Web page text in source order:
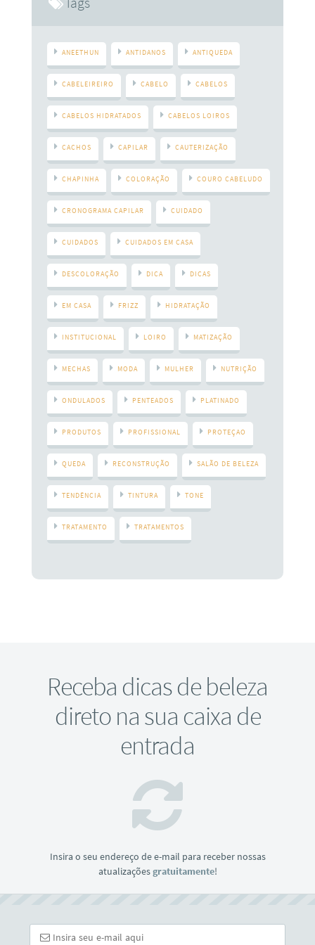
ANEETHUN ANTIDANOS ANTIQUEDA
CABELEIREIRO CABELO CABELOS
CABELOS HIDRATADOS CABELOS LOIROS
CACHOS CAPILAR CAUTERIZAÇÃO
CHAPINHA COLORAÇÃO COURO CABELUDO
CRONOGRAMA CAPILAR CUIDADO
CUIDADOS CUIDADOS EM CASA
DESCOLORAÇÃO DICA DICAS
EM CASA FRIZZ HIDRATAÇÃO
INSTITUCIONAL LOIRO MATIZAÇÃO
MECHAS MODA MULHER NUTRIÇÃO
ONDULADOS PENTEADOS PLATINADO
PRODUTOS PROFISSIONAL PROTEÇAO
QUEDA RECONSTRUÇÃO SALÃO DE BELEZA
TENDÊNCIA TINTURA TONE
TRATAMENTO TRATAMENTOS
Receba dicas de beleza
direto na sua caixa de
entrada
Insira o seu endereço de e-mail para receber nossas
atualizaçõesgratuitamente!